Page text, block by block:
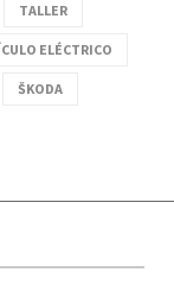
TALLER
ELÉCTRICO
ŠKODA